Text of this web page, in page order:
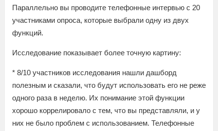
Параллельно вы проводите телефонные интервью с 20
участниками опроса, которые выбрали одну из двух
функций.
Исследование показывает более точную картину:
* 8/10 участников исследования нашли дашборд
полезным и сказали, что будут использовать его не реже
одного раза в неделю. Их понимание этой функции
хорошо коррелировало с тем, что вы представляли, и у
них не было проблем с использованием. Телефонные